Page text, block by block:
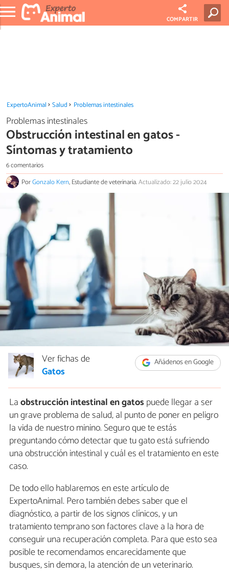
COMPARTIR
ExpertoAnimal Salud Problemas intestinales
Problemas intestinales
Obstrucción intestinal en gatos -
Síntomas y tratamiento
6 comentarios
PorGonzalo Kern, Estudiante de veterinaria.Actualizado: 22 julio 2024
Añádenos en Google
Ver fichas de
Gatos
Laobstrucción intestinal en gatos puede llegar a ser
un grave problema de salud, al punto de poner en peligro
la vida de nuestro minino. Seguro que te estás
preguntando cómo detectar que tu gato está sufriendo
una obstrucción intestinal y cuál es el tratamiento en este
caso.
De todo ello hablaremos en este artículo de
ExpertoAnimal. Pero también debes saber que el
diagnóstico, a partir de los signos clínicos, y un
tratamiento temprano son factores clave a la hora de
conseguir una recuperación completa. Para que esto sea
posible te recomendamos encarecidamente que
busques, sin demora, la atención de un veterinario.